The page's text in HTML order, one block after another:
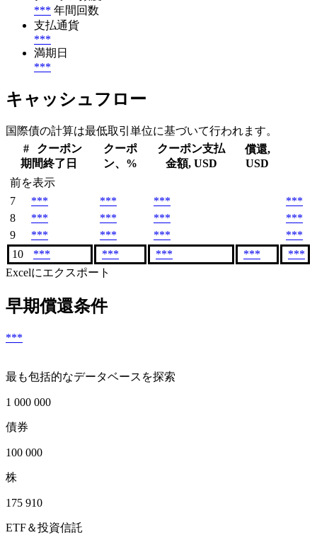
*** 年間回数
支払通貨
***
満期日
***
キャッシュフロー
国際債の計算は最低取引単位に基づいて行われます。
#
クーポン
期間終了日
クーポ
ン、%
クーポン支払
金額, USD
償還,
USD
前を表示
7
*** *** ***
***
8
*** *** ***
***
9
*** *** ***
***
10
*** *** *** ***
***
Excelにエクスポート
早期償還条件
***
最も包括的なデータベースを探索
1 000 000
債券
100 000
株
175 910
ETF＆投資信託